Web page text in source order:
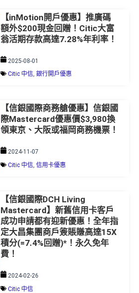
【inMotion開戶優惠】推廣碼
額外$200現金回贈！Citic大富
翁活期存款高達7.28%年利率！
2025-08-01
Citic 中信, 銀行開戶優惠
【信銀國際商務艙優惠】信銀國
際Mastercard優惠價$3,980換
領東京、大阪或福岡商務機票！
2024-11-07
Citic 中信, 信用卡優惠
【信銀國際DCH Living
Mastercard】新舊信用卡客戶
成功申請都有迎新優惠！全年指
定大昌集團商戶簽賬賺高達15X
積分(=7.4%回贈)*！永久免年
費！
2024-02-26
Citic 中信